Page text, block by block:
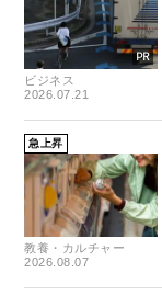
ビジネス
2026.07.21
急上昇
教養・カルチャー
2026.08.07